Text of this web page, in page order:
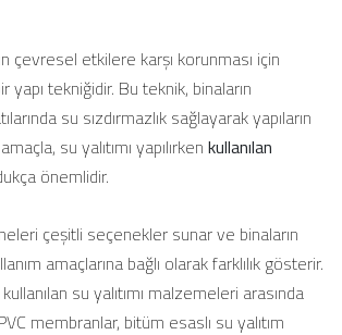
çevresel etkilere karşı korunması için
yapı tekniğidir. Bu teknik, binaların
su sızdırmazlık sağlayarak yapıların
su yalıtımı yapılırken kullanılan
önemlidir.
çeşitli seçenekler sunar ve binaların
amaçlarına bağlı olarak farklılık gösterir.
su yalıtımı malzemeleri arasında
membranlar, bitüm esaslı su yalıtım